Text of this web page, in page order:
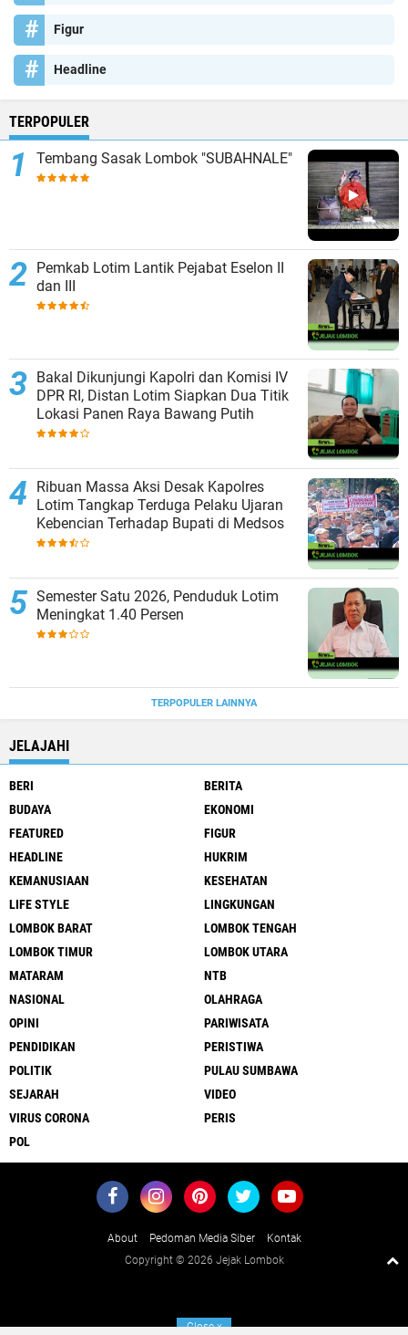
Figur
Headline
TERPOPULER
Tembang Sasak Lombok "SUBAHNALE"
Pemkab Lotim Lantik Pejabat Eselon II
dan III
Bakal Dikunjungi Kapolri dan Komisi IV
DPR RI, Distan Lotim Siapkan Dua Titik
Lokasi Panen Raya Bawang Putih
Ribuan Massa Aksi Desak Kapolres
Lotim Tangkap Terduga Pelaku Ujaran
Kebencian Terhadap Bupati di Medsos
Semester Satu 2026, Penduduk Lotim
Meningkat 1.40 Persen
TERPOPULER LAINNYA
JELAJAHI
BERI
BERITA
BUDAYA
EKONOMI
FEATURED
FIGUR
HEADLINE
HUKRIM
KEMANUSIAAN
KESEHATAN
LIFE STYLE
LINGKUNGAN
LOMBOK BARAT
LOMBOK TENGAH
LOMBOK TIMUR
LOMBOK UTARA
MATARAM
NTB
NASIONAL
OLAHRAGA
OPINI
PARIWISATA
PENDIDIKAN
PERISTIWA
POLITIK
PULAU SUMBAWA
SEJARAH
VIDEO
VIRUS CORONA
PERIS
POL
About Pedoman Media Siber
Kontak
Copyright © 2026 Jejak Lombok
Closex